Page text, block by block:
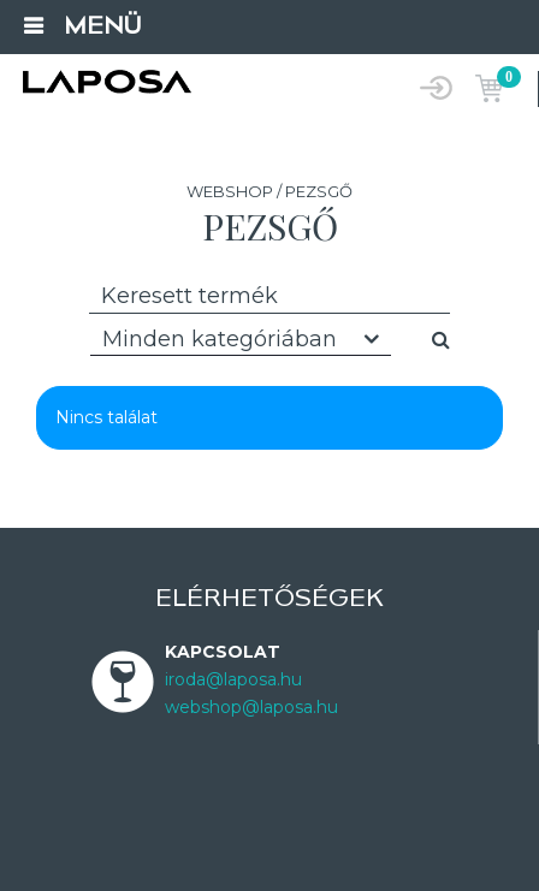
MENÜ
0
WEBSHOP / PEZSGŐ
PEZSGŐ
Minden kategóriában
Nincs találat
ELÉRHETŐSÉGEK
KAPCSOLAT
iroda@laposa.hu
webshop@laposa.hu